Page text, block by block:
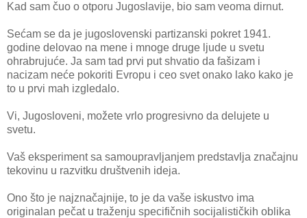
Kad sam čuo o otporu Jugoslavije, bio sam veoma dirnut.
Sećam se da je jugoslovenski partizanski pokret 1941.
godine delovao na mene i mnoge druge ljude u svetu
ohrabrujuće. Ja sam tad prvi put shvatio da fašizam i
nacizam neće pokoriti Evropu i ceo svet onako lako kako je
to u prvi mah izgledalo.
Vi, Jugosloveni, možete vrlo progresivno da delujete u
svetu.
Vaš eksperiment sa samoupravljanjem predstavlja značajnu
tekovinu u razvitku društvenih ideja.
Ono što je najznačajnije, to je da vaše iskustvo ima
originalan pečat u traženju specifičnih socijalističkih oblika